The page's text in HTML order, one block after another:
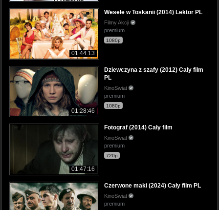
01:44:13
Wesele w Toskanii (2014) Lektor PL
Filmy Akcji
premium
1080p
01:28:46
Dziewczyna z szafy (2012) Cały film
PL
KinoSwiat
premium
1080p
01:47:16
Fotograf (2014) Cały film
KinoSwiat
premium
720p
Czerwone maki (2024) Cały film PL
KinoSwiat
premium